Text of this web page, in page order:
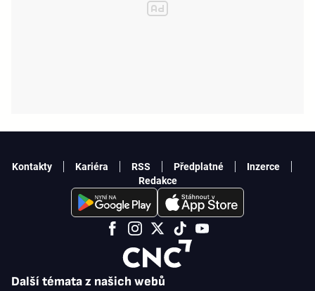
Další témata z našich webů
Kontakty Kariéra RSS Předplatné
Inzerce
Redakce